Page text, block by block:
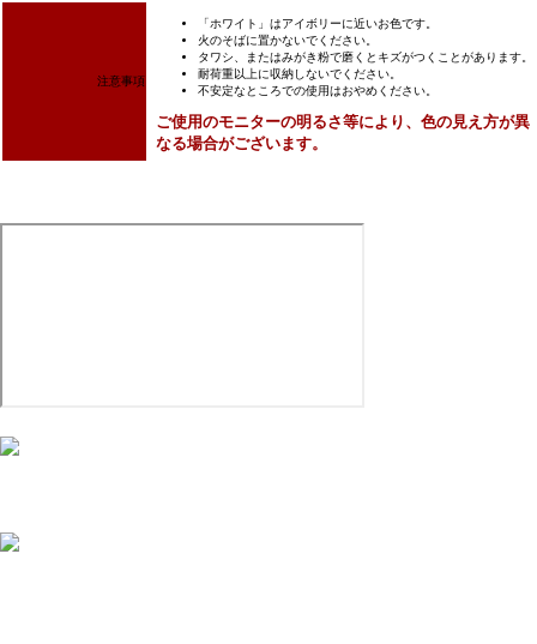
注意事項
「ホワイト」はアイボリーに近いお色です。
火のそばに置かないでください。
タワシ、またはみがき粉で磨くとキズがつくことがあります。
耐荷重以上に収納しないでください。
不安定なところでの使用はおやめください。
ご使用のモニターの明るさ等により、色の見え方が異
なる場合がございます。